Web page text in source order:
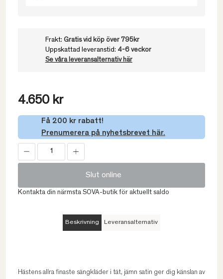
Frakt: Gratis vid köp över 795kr
Uppskattad leveranstid: 4-6 veckor
Se våra leveransalternativ här
4.650 kr
Få 200 kr rabatt!
Prenumerera på nyhetsbrevet här.
Slut online
Kontakta din närmsta SOVA-butik för aktuellt saldo
Beskrivning Leveransalternativ
Hästens allra finaste sängkläder i tät, jämn satin ger dig känslan av